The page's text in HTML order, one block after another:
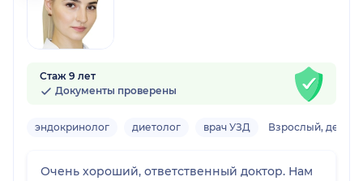
Стаж 9 лет
Документы проверены
эндокринолог диетолог врач УЗД Взрослый,
Очень хороший, ответственный доктор. Нам